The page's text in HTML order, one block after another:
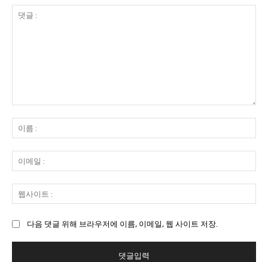
:
름
:
메
일
사
:
다음 댓글 위해 브라우저에 이름, 이메일, 웹 사이트 저장.